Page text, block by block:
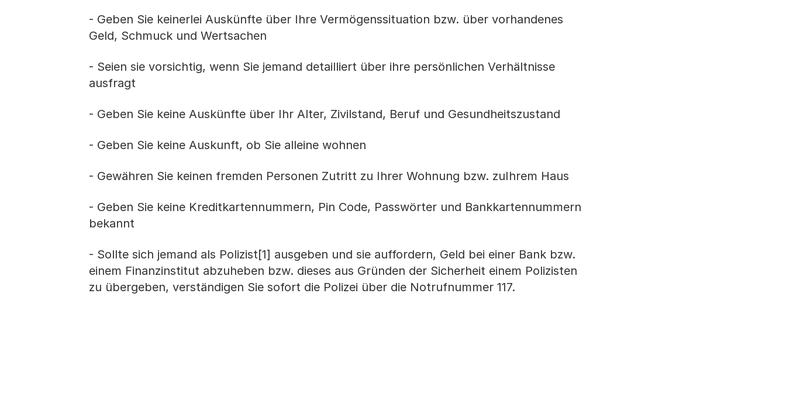
- Geben Sie keinerlei Auskünfte über Ihre Vermögenssituation bzw. über vorhandenes
Geld, Schmuck und Wertsachen
- Seien sie vorsichtig, wenn Sie jemand detailliert über ihre persönlichen Verhältnisse
ausfragt
- Geben Sie keine Auskünfte über Ihr Alter, Zivilstand, Beruf und Gesundheitszustand
- Geben Sie keine Auskunft, ob Sie alleine wohnen
- Gewähren Sie keinen fremden Personen Zutritt zu Ihrer Wohnung bzw. zuIhrem Haus
- Geben Sie keine Kreditkartennummern, Pin Code, Passwörter und Bankkartennummern
bekannt
- Sollte sich jemand als Polizist[1] ausgeben und sie auffordern, Geld bei einer Bank bzw.
einem Finanzinstitut abzuheben bzw. dieses aus Gründen der Sicherheit einem Polizisten
zu übergeben, verständigen Sie sofort die Polizei über die Notrufnummer 117.